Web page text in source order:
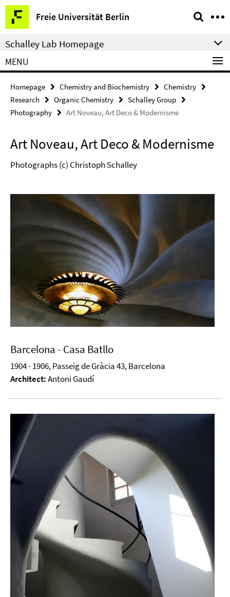
Springe
direkt
zu
Inhalt
Freie Universität Berlin
Service
Navigation
Schalley Lab Homepage
MENU
Homepage Chemistry and Biochemistry
Chemistry
Research
Organic Chemistry
Schalley Group
Photography
Art Noveau, Art Deco & Modernisme
Art Noveau, Art Deco & Modernisme
Photographs (c) Christoph Schalley
Barcelona - Casa Batllo
1904 - 1906, Passeig de Gràcia 43, Barcelona
Architect:Antoni Gaudí